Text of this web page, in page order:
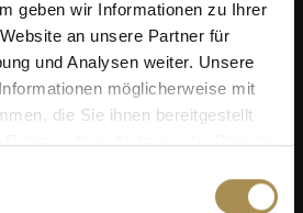
geben wir Informationen zu Ihrer
an unsere Partner für
und Analysen weiter. Unsere
möglicherweise mit
die Sie ihnen bereitgestellt
Ihrer Nutzung der Dienste